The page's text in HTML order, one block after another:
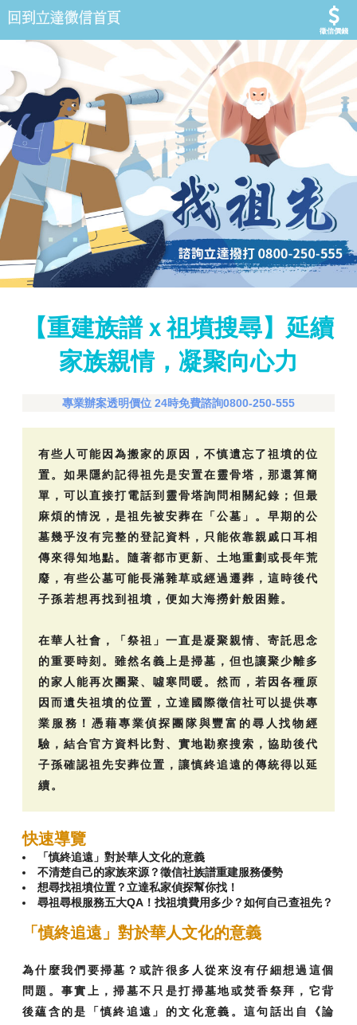
徵信價錢
【重建族譜ｘ祖墳搜尋】延續
家族親情，凝聚向心力
專業辦案透明價位 24時免費諮詢0800-250-555
有些人可能因為搬家的原因，不慎遺忘了祖墳的位
置。如果隱約記得祖先是安置在靈骨塔，那還算簡
單，可以直接打電話到靈骨塔詢問相關紀錄；但最
麻煩的情況，是祖先被安葬在「公墓」。早期的公
墓幾乎沒有完整的登記資料，只能依靠親戚口耳相
傳來得知地點。隨著都市更新、土地重劃或長年荒
廢，有些公墓可能長滿雜草或經過遷葬，這時後代
子孫若想再找到祖墳，便如大海撈針般困難。
在華人社會，「祭祖」一直是凝聚親情、寄託思念
的重要時刻。雖然名義上是掃墓，但也讓聚少離多
的家人能再次團聚、噓寒問暖。然而，若因各種原
因而遺失祖墳的位置，立達國際徵信社可以提供專
業服務！憑藉專業偵探團隊與豐富的尋人找物經
驗，結合官方資料比對、實地勘察搜索，協助後代
子孫確認祖先安葬位置，讓慎終追遠的傳統得以延
續。
快速導覽
「慎終追遠」對於華人文化的意義
不清楚自己的家族來源？徵信社族譜重建服務優勢
想尋找祖墳位置？立達私家偵探幫你找！
尋祖尋根服務五大QA！找祖墳費用多少？如何自己查祖先？
「慎終追遠」對於華人文化的意義
為什麼我們要掃墓？或許很多人從來沒有仔細想過這個
問題。事實上，掃墓不只是打掃墓地或焚香祭拜，它背
後蘊含的是「慎終追遠」的文化意義。這句話出自《論